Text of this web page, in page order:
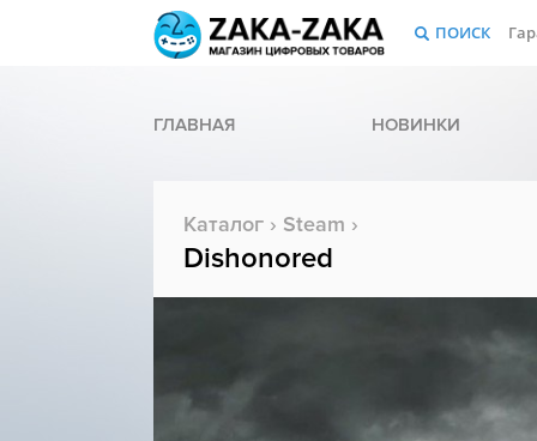
ПОИСК
ГЛАВНАЯ НОВИНКИ
Каталог › Steam ›
Dishonored